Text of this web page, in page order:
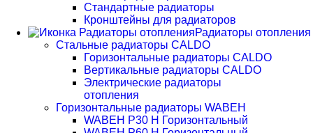
Стандартные радиаторы
Кронштейны для радиаторов
Радиаторы отопления
Стальные радиаторы CALDO
Горизонтальные радиаторы CALDO
Вертикальные радиаторы CALDO
Электрические радиаторы
отопления
Горизонтальные радиаторы WABEH
WABEH P30 H Горизонтальный